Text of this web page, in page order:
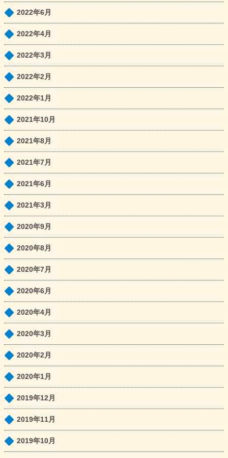
2022年6月
2022年4月
2022年3月
2022年2月
2022年1月
2021年10月
2021年8月
2021年7月
2021年6月
2021年3月
2020年9月
2020年8月
2020年7月
2020年6月
2020年4月
2020年3月
2020年2月
2020年1月
2019年12月
2019年11月
2019年10月